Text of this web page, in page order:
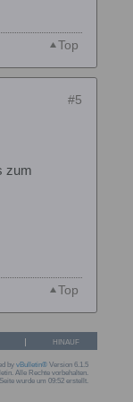
Top
#5
zum
Top
HINAUF
by vBulletin® Version 6.1.5
Alle Rechte vorbehalten.
wurde um 09:52 erstellt.